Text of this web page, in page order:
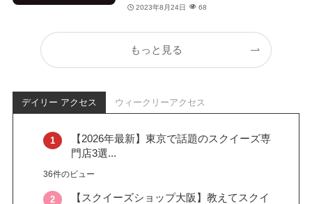
2023年8月24日 68
もっと見る
デイリー アクセス ウィークリーアクセス
【2026年最新】東京で話題のスクイーズ専
門店3選...
36件のビュー
【スクイーズショップ大阪】教えてスクイ